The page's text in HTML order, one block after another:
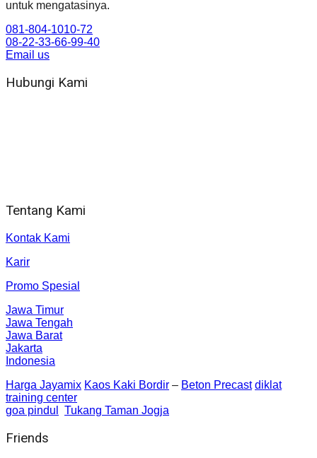
untuk mengatasinya.
081-804-1010-72
08-22-33-66-99-40
Email us
Hubungi Kami
Tentang Kami
Kontak Kami
Karir
Promo Spesial
Jawa Timur
Jawa Tengah
Jawa Barat
Jakarta
Indonesia
Harga Jayamix Kaos Kaki Bordir – Beton Precast diklat
training center
goa pindul
Tukang Taman Jogja
Friends